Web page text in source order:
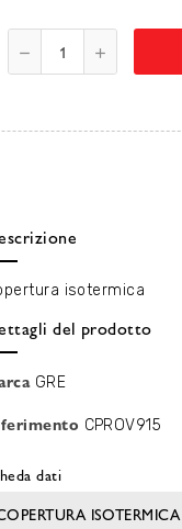
isotermica
del prodotto
GRE
CPROV915
dati
ISOTERMICA